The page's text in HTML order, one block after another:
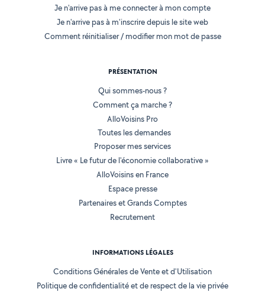
Je n'arrive pas à me connecter à mon compte
Je n'arrive pas à m'inscrire depuis le site web
Comment réinitialiser / modifier mon mot de passe
PRÉSENTATION
Qui sommes-nous ?
Comment ça marche ?
AlloVoisins Pro
Toutes les demandes
Proposer mes services
Livre « Le futur de l'économie collaborative »
AlloVoisins en France
Espace presse
Partenaires et Grands Comptes
Recrutement
INFORMATIONS LÉGALES
Conditions Générales de Vente et d'Utilisation
Politique de confidentialité et de respect de la vie privée